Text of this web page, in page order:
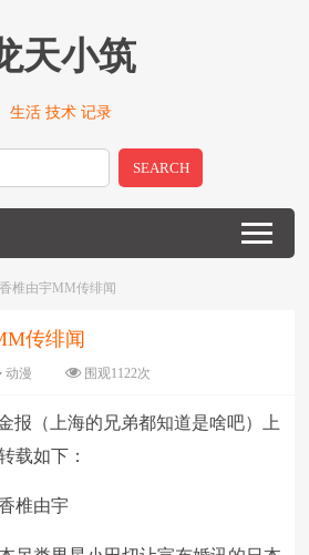
天小筑
生活 技术 记录
SEARCH
椎由宇MM传绯闻
传绯闻
动漫 围观1122次
小报（上海的兄弟都知道是啥吧）上
载如下：
椎由宇